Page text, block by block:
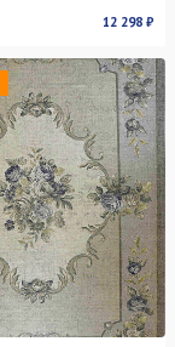
12 298 ₽